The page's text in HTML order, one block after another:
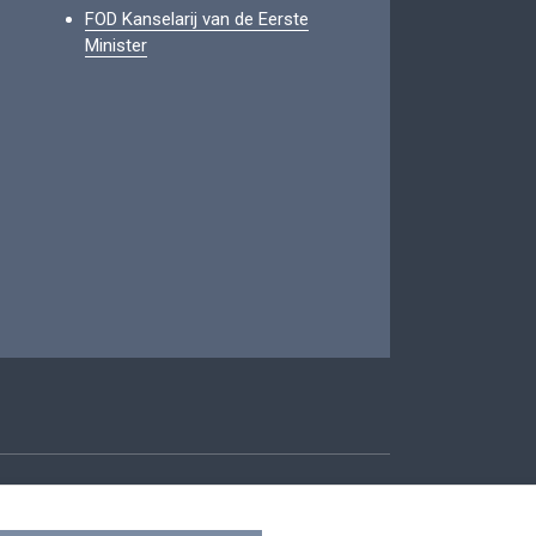
FOD Kanselarij van de Eerste
Minister